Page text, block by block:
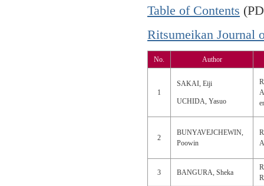
Table of Contents
Ritsumeikan
No. Author
1
SAKAI, Eiji
UCHIDA, Yasuo
2
BUNYAVEJCHEWIN,
Poowin
3 BANGURA, Sheka